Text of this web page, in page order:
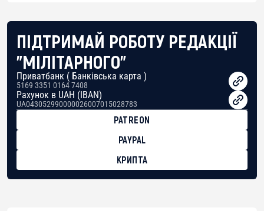
ПІДТРИМАЙ РОБОТУ РЕДАКЦІЇ
"МІЛІТАРНОГО"
Приватбанк ( Банківська карта )
5169 3351 0164 7408
Рахунок в UAH (IBAN)
UA043052990000026007015028783
PATREON
PAYPAL
КРИПТА